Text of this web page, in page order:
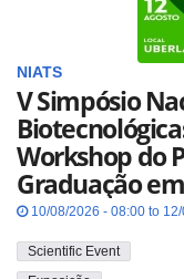
NIATS
V Simpósio
Workshop do
Graduação
10/08/2026 - 08:00 to
Scientific Event